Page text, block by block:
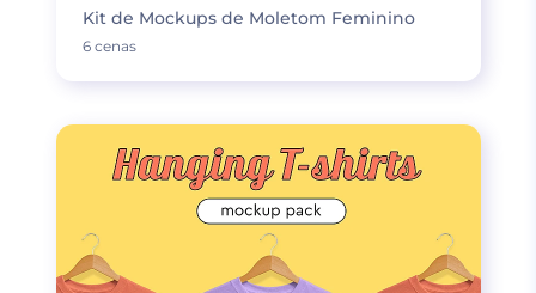
Kit de Mockups de Moletom Feminino
6 cenas